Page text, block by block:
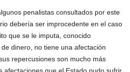
penalistas consultados por este
debería ser improcedente en el caso
que se le imputa, conocido
dinero, no tiene una afectación
repercusiones son mucho más